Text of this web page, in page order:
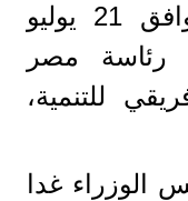
الإفريقي غدا الأحد، الموافق 21 يوليو
رئاسة مصر
للتنمية،
الوزراء غدا